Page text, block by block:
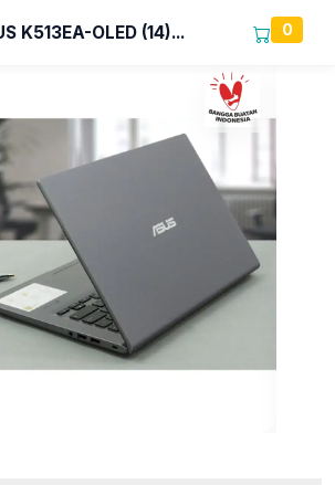
K513EA-OLED (14)... 0